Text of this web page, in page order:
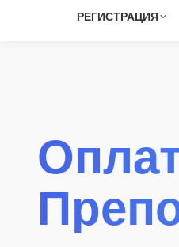
РЕГИСТРАЦИЯ